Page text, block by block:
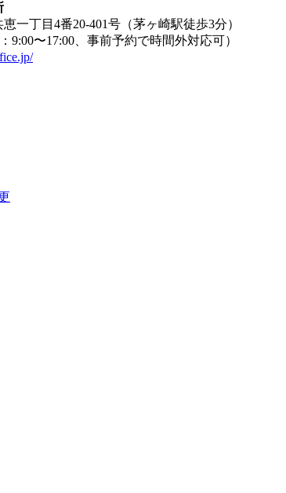
一丁目4番20-401号（茅ヶ崎駅徒歩3分）
9:00〜17:00、事前予約で時間外対応可）